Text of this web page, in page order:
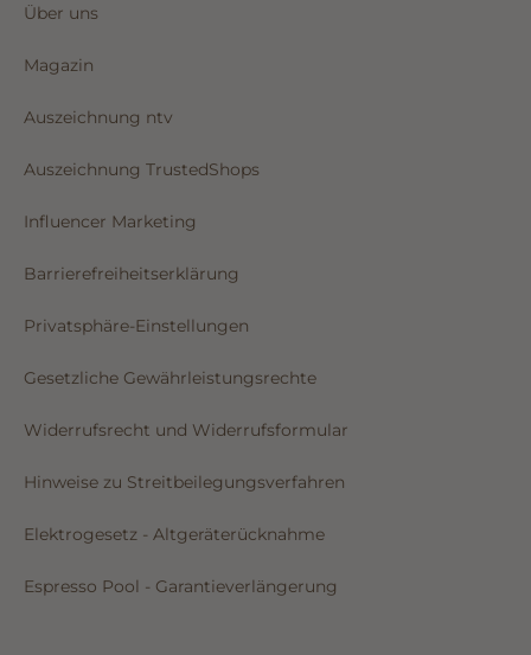
Über uns
Magazin
Auszeichnung ntv
Auszeichnung TrustedShops
Influencer Marketing
Barrierefreiheitserklärung
Privatsphäre-Einstellungen
Gesetzliche Gewährleistungsrechte
Widerrufsrecht und Widerrufsformular
Hinweise zu Streitbeilegungsverfahren
Elektrogesetz - Altgeräterücknahme
Espresso Pool - Garantieverlängerung